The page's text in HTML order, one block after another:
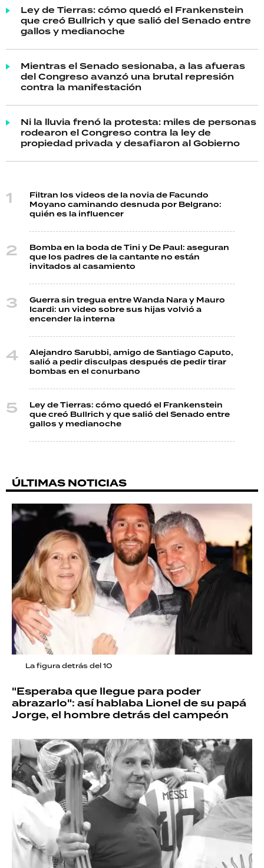
Ley de Tierras: cómo quedó el Frankenstein
que creó Bullrich y que salió del Senado entre
gallos y medianoche
Mientras el Senado sesionaba, a las afueras
del Congreso avanzó una brutal represión
contra la manifestación
Ni la lluvia frenó la protesta: miles de personas
rodearon el Congreso contra la ley de
propiedad privada y desafiaron al Gobierno
Filtran los videos de la novia de Facundo
Moyano caminando desnuda por Belgrano:
quién es la influencer
Bomba en la boda de Tini y De Paul: aseguran
que los padres de la cantante no están
invitados al casamiento
Guerra sin tregua entre Wanda Nara y Mauro
Icardi: un video sobre sus hijas volvió a
encender la interna
Alejandro Sarubbi, amigo de Santiago Caputo,
salió a pedir disculpas después de pedir tirar
bombas en el conurbano
Ley de Tierras: cómo quedó el Frankenstein
que creó Bullrich y que salió del Senado entre
gallos y medianoche
ÚLTIMAS NOTICIAS
La figura detrás del 10
"Esperaba que llegue para poder
abrazarlo": así hablaba Lionel de su papá
Jorge, el hombre detrás del campeón